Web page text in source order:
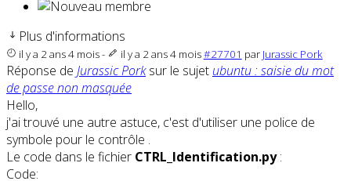
Plus d'informations
il y a 2 ans 4 mois- il y a 2 ans 4 mois#27701 par Jurassic Pork
Réponse de Jurassic Porksur le sujet ubuntu : saisie du mot
de passe non masquée
Hello,
j'ai trouvé une autre astuce, c'est d'utiliser une police de
symbole pour le contrôle .
Le code dans le fichier CTRL_Identification.py:
Code: